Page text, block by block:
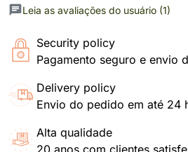
Leia as avaliações do usuário (1)
Security policy
Pagamento seguro e envio
Delivery policy
Envio do pedido em até 24
Alta qualidade